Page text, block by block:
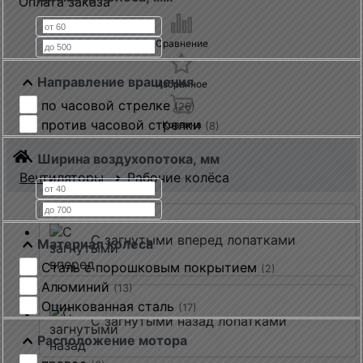
Сравнение
Избранное
Корзина
Вентиляторы Рабочие колёса
С загнутыми вперед лопатками
С загнутыми назад лопатками
Направление вращения
по часовой стрелке(26)
против часовой стрелки (8)
Ширина воздухопотока, мм
Материал колеса
Сталь с порошковым покрытием (2)
Алюминий(13)
Оцинкованная сталь (17)
Расположение мотора